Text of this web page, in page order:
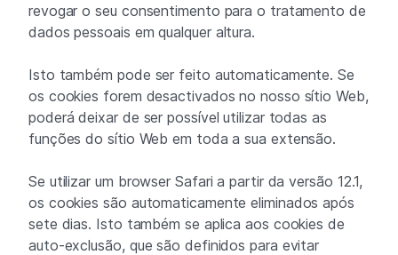
revogar o seu consentimento para o tratamento de
dados pessoais em qualquer altura.
Isto também pode ser feito automaticamente. Se
os cookies forem desactivados no nosso sítio Web,
poderá deixar de ser possível utilizar todas as
funções do sítio Web em toda a sua extensão.
Se utilizar um browser Safari a partir da versão 12.1,
os cookies são automaticamente eliminados após
sete dias. Isto também se aplica aos cookies de
auto-exclusão, que são definidos para evitar